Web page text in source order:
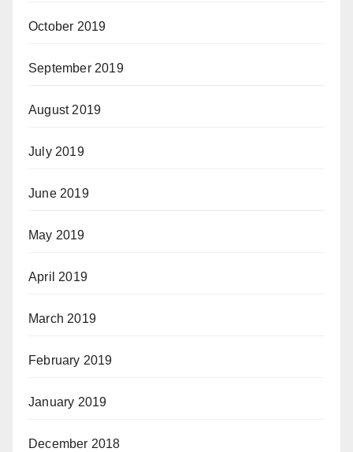
October 2019
September 2019
August 2019
July 2019
June 2019
May 2019
April 2019
March 2019
February 2019
January 2019
December 2018